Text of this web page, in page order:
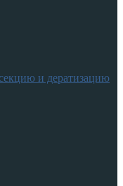
и дератизацию